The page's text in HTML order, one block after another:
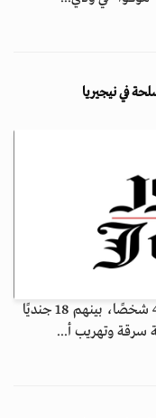
أعلنت السلطات النيجيرية توقيف أكثر من 40 شخصًا، بينهم 18 جنديًا